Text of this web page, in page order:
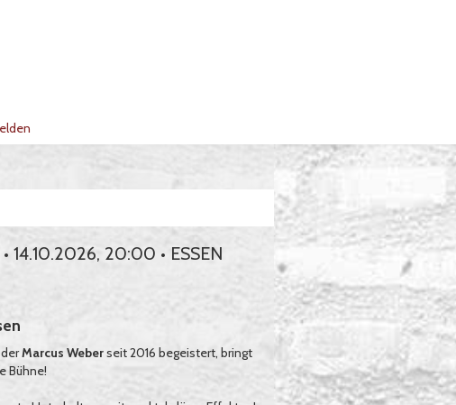
14.10.2026, 20:00 • ESSEN
Marcus Weberseit 2016 begeistert, bringt
Bühne!